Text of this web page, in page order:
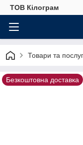
ТОВ Кілограм
Товари та
Безкоштовна доставка